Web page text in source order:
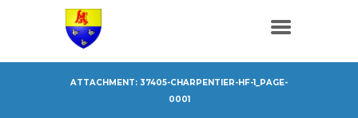
ATTACHMENT: 37405-CHARPENTIER-HF-1_PAGE-
0001